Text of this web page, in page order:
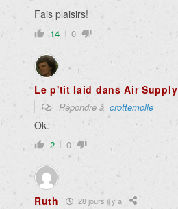
Fais plaisirs!
14 0
Le p'tit laid dans Air Supply
Répondre à crottemolle
Ok.
2 0
Ruth 28 jours il y a